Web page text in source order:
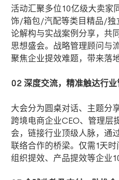
活动汇聚多位10亿级大卖家
饰/箱包/汽配等类目精品/独
论解构与实战案例分享，共
思想盛会。战略管理顾问与
聚焦企业提效难题，带来落
02深度交流，精准触达行
大会分为圆桌对话、主题分
跨境电商企业CEO、管理层
会，链接行业顶级人脉，通
联络合作的桥梁。仅需1天时
组织提效、产品提效等企业